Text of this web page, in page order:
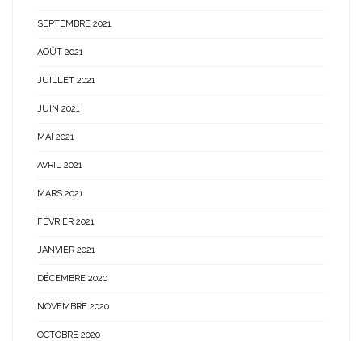
SEPTEMBRE 2021
AOÛT 2021
JUILLET 2021
JUIN 2021
MAI 2021
AVRIL 2021
MARS 2021
FÉVRIER 2021
JANVIER 2021
DÉCEMBRE 2020
NOVEMBRE 2020
OCTOBRE 2020